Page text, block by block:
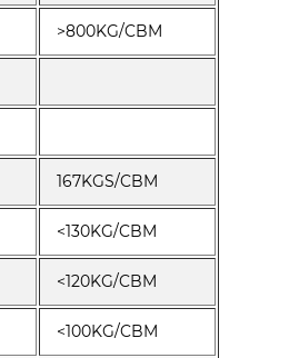
>800KG/CBM
167KGS/CBM
<130KG/CBM
<120KG/CBM
<100KG/CBM